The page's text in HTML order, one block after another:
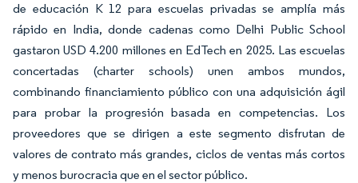
de educación K 12 para escuelas privadas se amplía más
rápido en India, donde cadenas como Delhi Public School
gastaron USD 4.200 millones en EdTech en 2025. Las escuelas
concertadas (charter schools) unen ambos mundos,
combinando financiamiento público con una adquisición ágil
para probar la progresión basada en competencias. Los
proveedores que se dirigen a este segmento disfrutan de
valores de contrato más grandes, ciclos de ventas más cortos
y menos burocracia que en el sector público.